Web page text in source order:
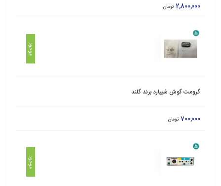
2,800,000 تومان
موجود
گرومت گوش شیپارد برند گلند
700,000 تومان
موجود